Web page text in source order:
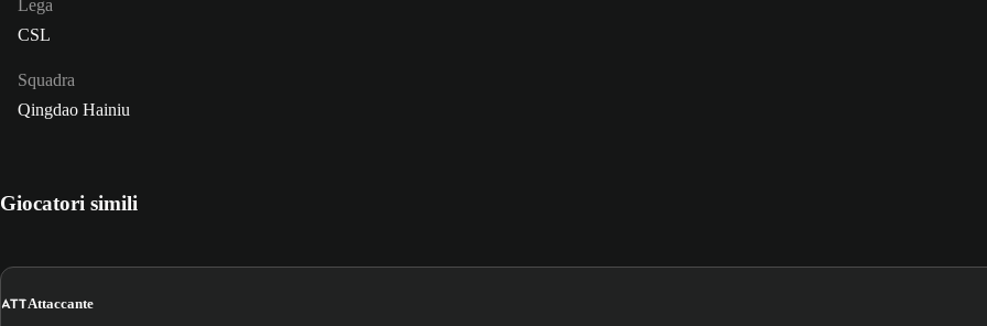
Lega
CSL
Squadra
Qingdao Hainiu
Giocatori simili
ATTAttaccante